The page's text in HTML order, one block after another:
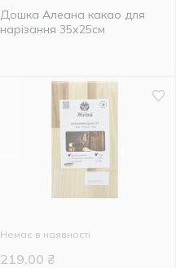
Дошка Алеана какао для
нарізання 35х25см
Немає в наявності
219.00 ₴